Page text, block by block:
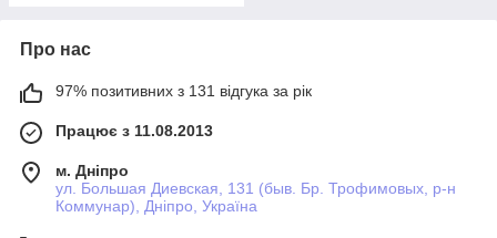
Про нас
97% позитивних з 131 відгука за рік
Працює з 11.08.2013
м. Дніпро
ул. Большая Диевская, 131 (быв. Бр. Трофимовых, р-н
Коммунар), Дніпро, Україна